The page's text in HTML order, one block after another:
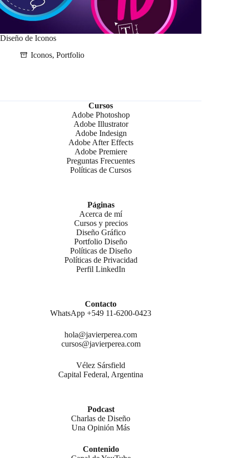
Diseño de Iconos
Iconos, Portfolio
Cursos
Adobe Photoshop
Adobe Illustrator
Adobe Indesign
Adobe After Effects
Adobe Premiere
Preguntas Frecuentes
Políticas de Cursos
Páginas
Acerca de mí
Cursos y precios
Diseño Gráfico
Portfolio Diseño
Políticas de Diseño
Políticas de Privacidad
Perfil LinkedIn
Contacto
WhatsApp +549 11-6200-0423
hola@javierperea.com
cursos@javierperea.com
Vélez Sársfield
Capital Federal, Argentina
Podcast
Charlas de Diseño
Una Opinión Más
Contenido